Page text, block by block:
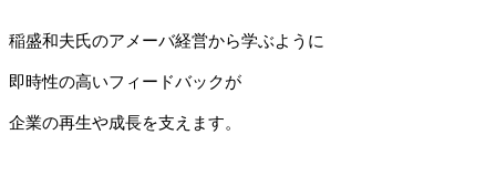
稲盛和夫氏のアメーバ経営から学ぶように
即時性の高いフィードバックが
企業の再生や成長を支えます。